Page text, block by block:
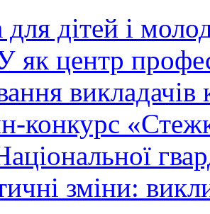
для дітей і
центр
викладачів
конкурс
зміни: